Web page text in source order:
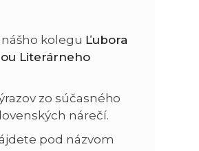
kolegu Ľubora
Literárneho
zo súčasného
nárečí.
pod názvom